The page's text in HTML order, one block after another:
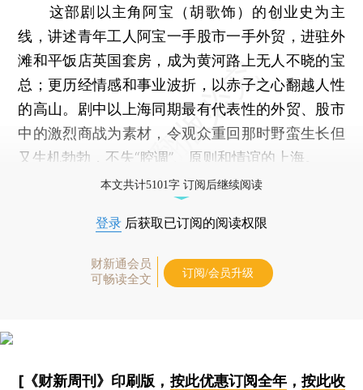
这部剧以主角阿宝（胡歌饰）的创业史为主
线，讲述青年工人阿宝一手股市一手外贸，进驻外
滩和平饭店英国套房，成为黄河路上无人不晓的宝
总；更历经情感和事业波折，以赤子之心翻越人性
的高山。剧中以上海同期最有代表性的外贸、股市
中的激烈商战为素材，令观众重回那时野蛮生长但
又生机勃勃，不失“腔调”、原则和情谊的上海。
本文共计5101字 订阅后继续阅读
登录 后获取已订阅的阅读权限
财新通会员
可畅读全文
订阅/会员升级
[《财新周刊》印刷版， 按此优惠订阅全年， 按此收